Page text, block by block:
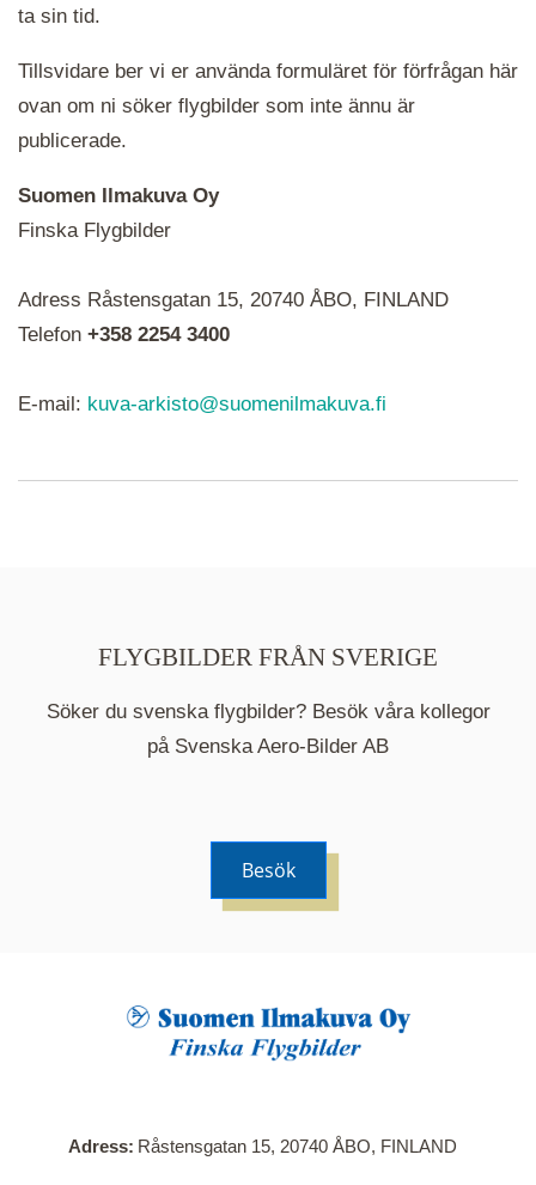
ikoner är det en serie i varje. Utplacerade bilder
syns som nålar istället.
När du klickar på en serie så öppnas en ny flik.
Här visas en karta över bilder med kända
ta sin tid.
Tillsvidare ber vi er använda formuläret för förfrågan här
ovan om ni söker flygbilder som inte ännu är
publicerade.
Suomen Ilmakuva Oy
Finska Flygbilder
Adress Råstensgatan 15, 20740 ÅBO, FINLAND
Telefon +358 2254 3400
E-mail: kuva-arkisto@suomenilmakuva.fi
FLYGBILDER FRÅN SVERIGE
Söker du svenska flygbilder? Besök våra kollegor
på Svenska Aero-Bilder AB
Besök
Adress Råstensgatan 15, 20740 ÅBO, FINLAND